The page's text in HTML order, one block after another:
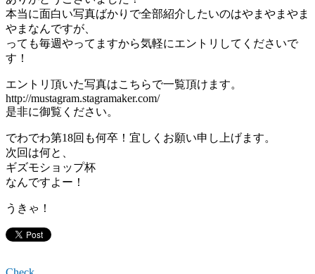
本当に面白い写真ばかりで全部紹介したいのはやまやまやま
やまなんですが、
っても毎週やってますから気軽にエントリしてくださいで
す！
エントリ頂いた写真はこちらで一覧頂けます。
http://mustagram.stagramaker.com/
是非に御覧ください。
でわでわ第18回も何卒！宜しくお願い申し上げます。
次回は何と、
ギズモショップ杯
なんですよー！
うきゃ！